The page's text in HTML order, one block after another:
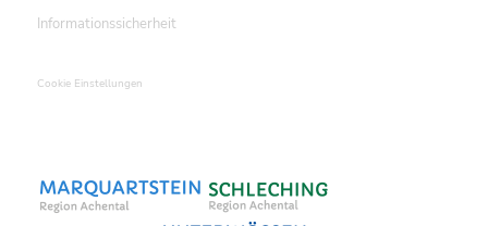
Informationssicherheit
Cookie Einstellungen